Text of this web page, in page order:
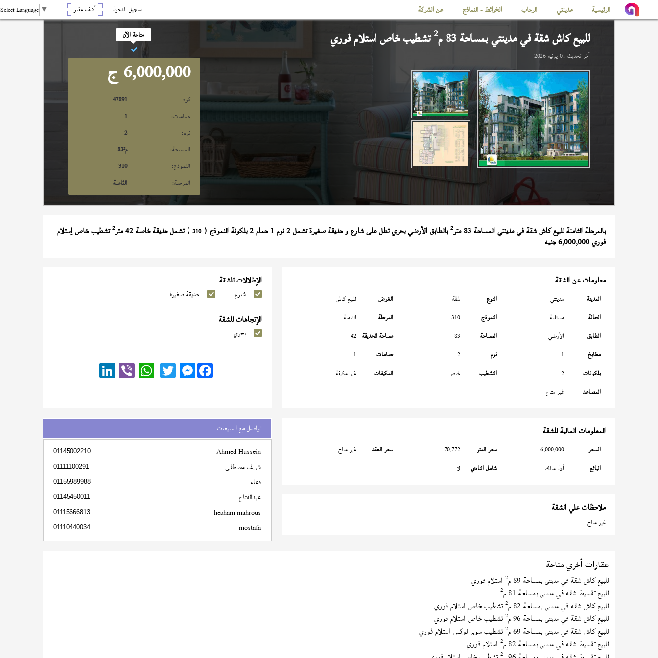
الرئيسية مدينتي الرحاب الخرائط - النماذج عن الشركة تسجيل الدخول أضف عقار Select Language ▼
للبيع كاش شقة فيمدينتيبمساحة 83 م 2تشطيب خاص استلام فوري
آخر تحديث 01 يونيه 2026
متاحة الآن
6,000,000 ج
كود
47891
حمامات:
1
نوم:
2
المساحة:
83م²
النموذج:
310
المرحلة:
الثامنة
بالمرحلة الثامنة للبيع كاش شقة في مدينتي المساحة 83 متر 2بالطابق الأرضي بحري تطل على شارع و حديقة صغيرة تشمل 2 نوم 1 حمام 2 بلكونة النموذج ( 310 ) تشمل حديقة خاصة 42 متر 2تشطيب خاص إستلام
فوري 6,000,000 جنيه
معلومات عن الشقة
المدينة مدينتي النوع شقة الغرض
للبيع كاش
الحالة
مستلمة النموذج 310 المرحلة
الثامنة
الطابق
الأرضي المساحة 83 مساحة الحديقة 42
مطابخ
1 نوم 2 حمامات
1
بلكونات
2 التشطيب خاص المكيفات
غير مكيفة
المصاعد
غير متاح
الإطلالات للشقة
شارع حديقة صغيرة
الإتجاهات للشقة
بحري
Messenger
المعلومات المالية للشقة
السعر 6,000,000 سعر المتر 70,772 سعر العقد
غير متاح
البائع
أول مالك شامل النادي لا
ملاحظات علي الشقة
غير متاح
تواصل مع المبيعات
Ahmed Hussein
01145002210
شريف مصطفى 01111100291
دعاء 01155989988
عبدالفتاح 01145450011
hesham mahrous
01115666813
mostafa
01110440034
عقارات أخري متاحة
للبيع كاش شقة في مدينتي بمساحة 89 م 2 استلام فوري
للبيع تقسيط شقة في مدينتي بمساحة 81 م 2
للبيع كاش شقة في مدينتي بمساحة 82 م 2تشطيب خاص استلام فوري
للبيع كاش شقة في مدينتي بمساحة 96 م 2تشطيب خاص استلام فوري
للبيع كاش شقة في مدينتي بمساحة 69 م 2تشطيب سوبر لوكس استلام فوري
للبيع تقسيط شقة في مدينتي بمساحة 82 م 2 استلام فوري
2